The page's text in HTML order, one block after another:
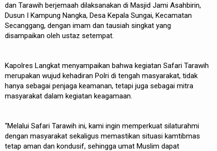
dan Tarawih berjemaah dilaksanakan di Masjid Jami Asahbirin,
Dusun I Kampung Nangka, Desa Kepala Sungai, Kecamatan
Secanggang, dengan imam dan tausiah singkat yang
disampaikan oleh ustaz setempat.
Kapolres Langkat menyampaikan bahwa kegiatan Safari Tarawih
merupakan wujud kehadiran Polri di tengah masyarakat, tidak
hanya sebagai penjaga keamanan, tetapi juga sebagai mitra
masyarakat dalam kegiatan keagamaan.
“Melalui Safari Tarawih ini, kami ingin memperkuat silaturahmi
dengan masyarakat sekaligus memastikan situasi kamtibmas
tetap aman dan kondusif, sehingga umat Muslim dapat